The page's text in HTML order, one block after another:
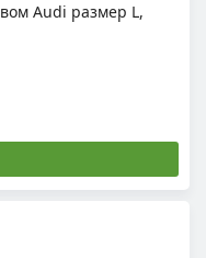
Audi размер L,